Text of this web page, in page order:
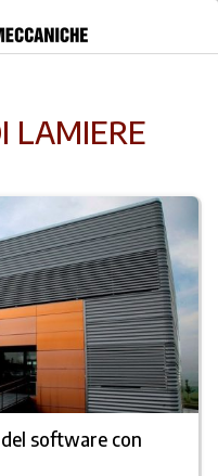
LAMIERE
software con